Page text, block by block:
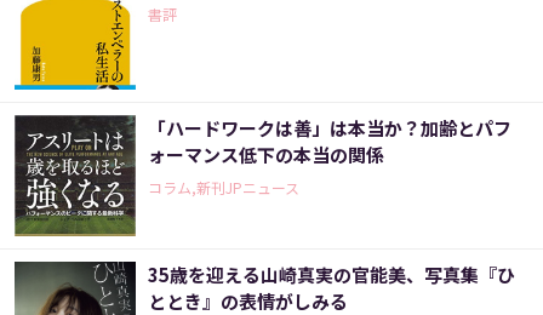
書評
「ハードワークは善」は本当か？加齢とパフ
ォーマンス低下の本当の関係
コラム,新刊JPニュース
35歳を迎える山崎真実の官能美、写真集『ひ
ととき』の表情がしみる